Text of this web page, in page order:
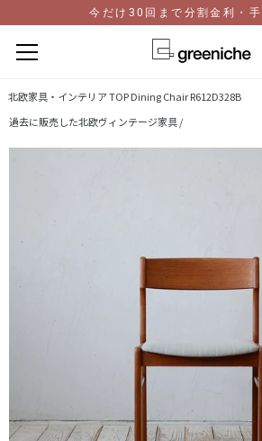
テ
ン
今だけ30回まで分割金利・
北欧家具・インテリア TOPDining Chair R612D328B
過去に販売した北欧ヴィンテージ家具 /